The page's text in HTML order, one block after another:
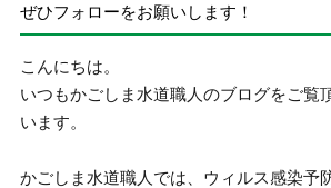
ぜひフォローをお願いします！
こんにちは。
いつもかごしま水道職人のブログをご覧
います。
かごしま水道職人では、ウィルス感染予